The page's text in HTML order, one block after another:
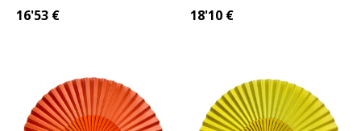
16'53 €
18'10 €